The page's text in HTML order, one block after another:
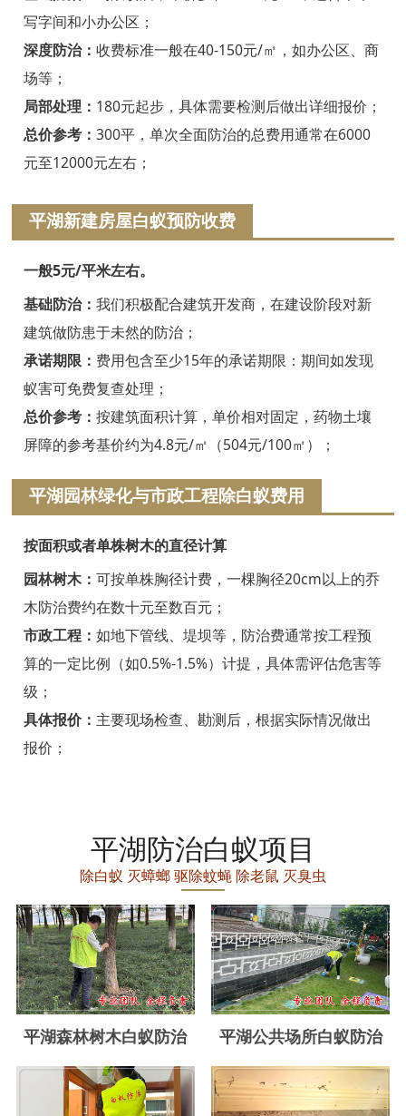
绍兴白蚁防治
诸暨白蚁防治
嵊州白蚁防治
新昌白蚁防治
金华白蚁防治
义乌白蚁防治
永康白蚁防治
武义白蚁防治
浦江白蚁防治
磐安白蚁防治
衢州白蚁防治
江山白蚁防治
常山白蚁防治
开化白蚁防治
龙游白蚁防治
舟山白蚁防治
岱山白蚁防治
青田白蚁防治
缙云白蚁防治
遂昌白蚁防治
松阳白蚁防治
云和白蚁防治
庆元白蚁防治
写字间和小办公区；
深度防治： 收费标准一般在40-150元/㎡，如办公区、商
场等；
局部处理： 180元起步，具体需要检测后做出详细报价；
总价参考： 300平，单次全面防治的总费用通常在6000
元至12000元左右；
平湖新建房屋白蚁预防收费
一般5元/平米左右。
基础防治： 我们积极配合建筑开发商，在建设阶段对新
建筑做防患于未然的防治；
承诺期限： 费用包含至少15年的承诺期限：期间如发现
蚁害可免费复查处理；
总价参考： 按建筑面积计算，单价相对固定，药物土壤
屏障的参考基价约为4.8元/㎡（504元/100㎡）；
平湖园林绿化与市政工程除白蚁费用
按面积或者单株树木的直径计算
园林树木： 可按单株胸径计费，一棵胸径20cm以上的乔
木防治费约在数十元至数百元；
市政工程： 如地下管线、堤坝等，防治费通常按工程预
算的一定比例（如0.5%-1.5%）计提，具体需评估危害等
级；
具体报价： 主要现场检查、勘测后，根据实际情况做出
报价；
平湖防治白蚁项目
除白蚁 灭蟑螂 驱除蚊蝇 除老鼠 灭臭虫
平湖森林树木白蚁防治 平湖公共场所白蚁防治